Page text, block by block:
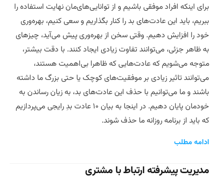
برای اینکه افراد موفقی باشیم و از توانایی‌های‌مان نهایت استفاده را
ببریم، باید این عادت‌های بد را کنار بگذاریم و سعی کنیم، بهره‌وری
خود را افزایش دهیم. وقتی سخن از بهره‌وری پیش می‌آید، چیزهای
به ظاهر جزئی، می‌توانند تفاوت زیادی ایجاد کنند. با دقت بیشتر،
متوجه می‌شویم که عادت‌هایی که ظاهرا بی‌اهمیت هستند،
می‌توانند تاثیر زیادی بر موفقیت‌های کوچک یا حتی بزرگ ما داشته
باشند و ما می‌توانیم با حذف این عادت‌های بد، به زیان رساندن به
خودمان پایان دهیم. در اینجا به بیان ۱۰ عادت بدِ رایجی می‌پردازیم
که باید از برنامه‌ روزانه‌ ما حذف شوند.
ادامه مطلب
مدیریت پیشرفته ارتباط با مشتری